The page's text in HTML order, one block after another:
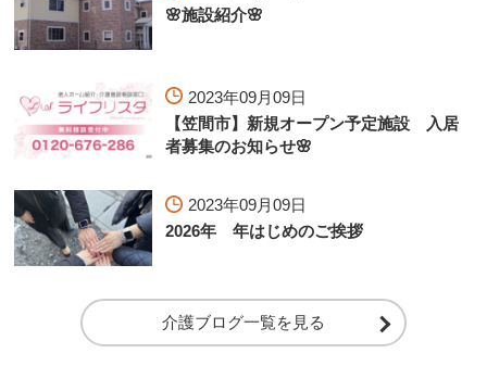
🌸施設紹介🌸
2023年09月09日
【笠間市】新規オープン予定施設 入居
者募集のお知らせ🌸
2023年09月09日
2026年 年はじめのご挨拶
介護ブログ一覧を見る